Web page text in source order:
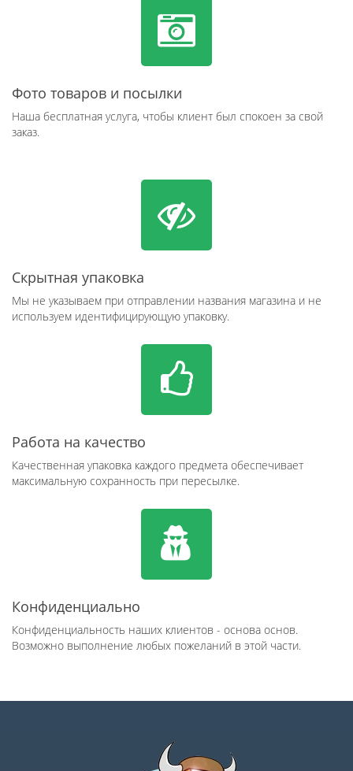
Фото товаров и посылки
Наша бесплатная услуга, чтобы клиент был спокоен за свой
заказ.
Скрытная упаковка
Мы не указываем при отправлении названия магазина и не
используем идентифицирующую упаковку.
Работа на качество
Качественная упаковка каждого предмета обеспечивает
максимальную сохранность при пересылке.
Конфиденциально
Конфиденциальность наших клиентов - основа основ.
Возможно выполнение любых пожеланий в этой части.